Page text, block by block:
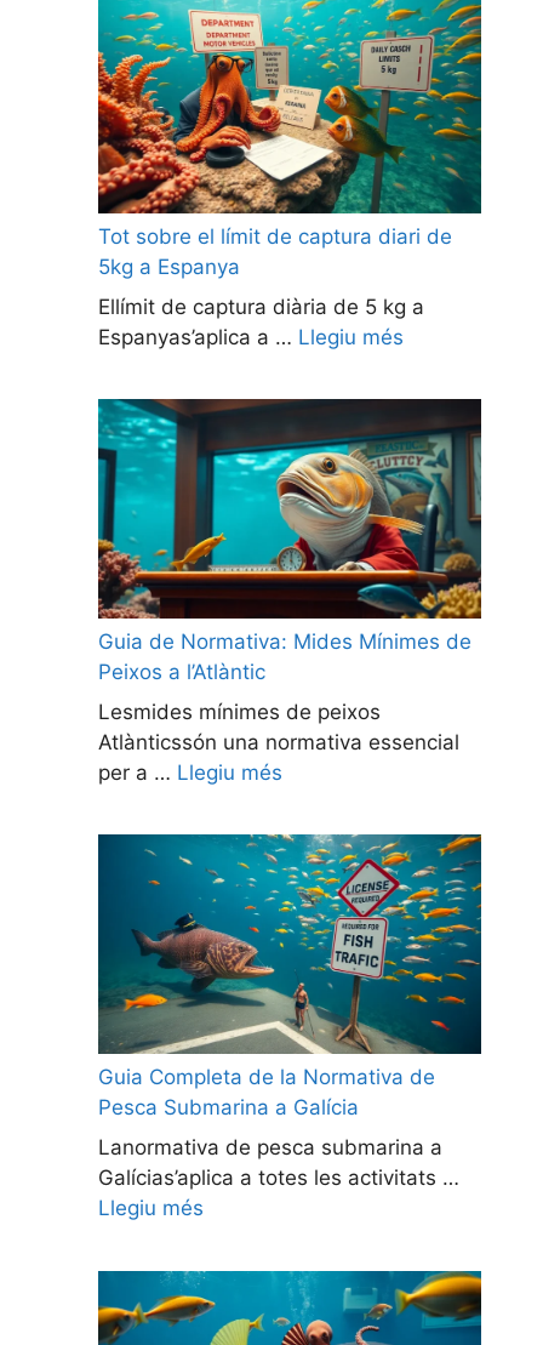
Tot sobre el límit de captura diari de
5kg a Espanya
Ellímit de captura diària de 5 kg a
Espanyas’aplica a … Llegiu més
Guia de Normativa: Mides Mínimes de
Peixos a l’Atlàntic
Lesmides mínimes de peixos
Atlànticssón una normativa essencial
per a … Llegiu més
Guia Completa de la Normativa de
Pesca Submarina a Galícia
Lanormativa de pesca submarina a
Galícias’aplica a totes les activitats …
Llegiu més